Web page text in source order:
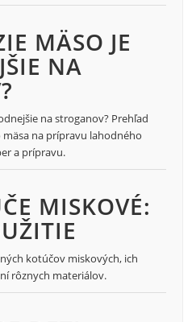
MÄSO JE
NA
na stroganov? Prehľad
na prípravu lahodného
a prípravu.
MISKOVÉ:
kotúčov miskových, ich
rôznych materiálov.